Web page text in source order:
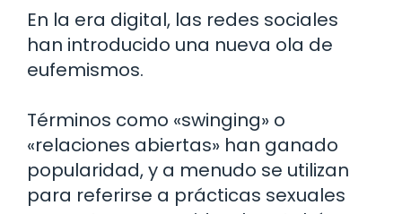
En la era digital, las redes sociales
han introducido una nueva ola de
eufemismos.
Términos como «swinging» o
«relaciones abiertas» han ganado
popularidad, y a menudo se utilizan
para referirse a prácticas sexuales